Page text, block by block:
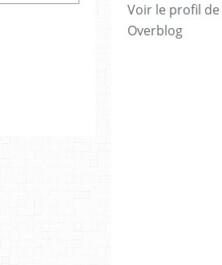
Voir le profil de
Overblog